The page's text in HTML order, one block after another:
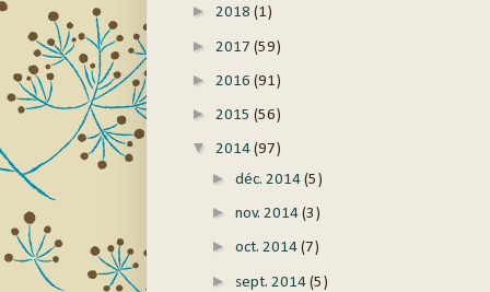
► 2018 (1)
► 2017 (59)
► 2016 (91)
► 2015 (56)
▼ 2014 (97)
► déc. 2014 (5)
► nov. 2014 (3)
► oct. 2014 (7)
► sept. 2014 (5)